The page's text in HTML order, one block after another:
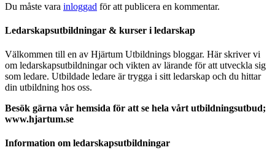
Du måste vara inloggad för att publicera en kommentar.
Ledarskapsutbildningar & kurser i ledarskap
Välkommen till en av Hjärtum Utbildnings bloggar. Här skriver vi
om ledarskapsutbildningar och vikten av lärande för att utveckla sig
som ledare. Utbildade ledare är trygga i sitt ledarskap och du hittar
din utbildning hos oss.
Besök gärna vår hemsida för att se hela vårt utbildningsutbud;
www.hjartum.se
Information om ledarskapsutbildningar